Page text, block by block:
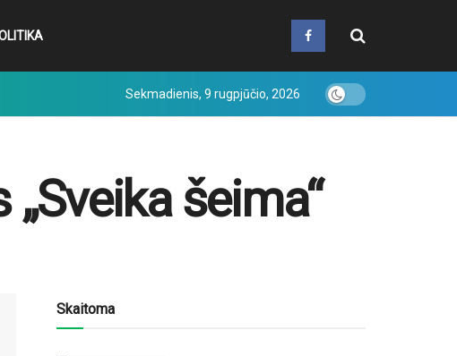
Sekmadienis, 9 rugpjūčio, 2026
šeima“
Skaitoma